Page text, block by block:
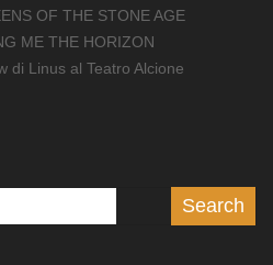
OF THE STONE AGE
ME THE HORIZON
di Linus al Teatro Alcione